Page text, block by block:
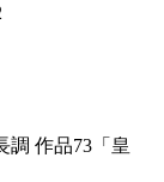
調 作品73「皇